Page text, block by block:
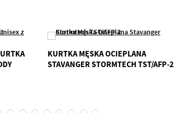
KURTKA MĘSKA OCIEPLANA
STAVANGER STORMTECH TST/AFP-2